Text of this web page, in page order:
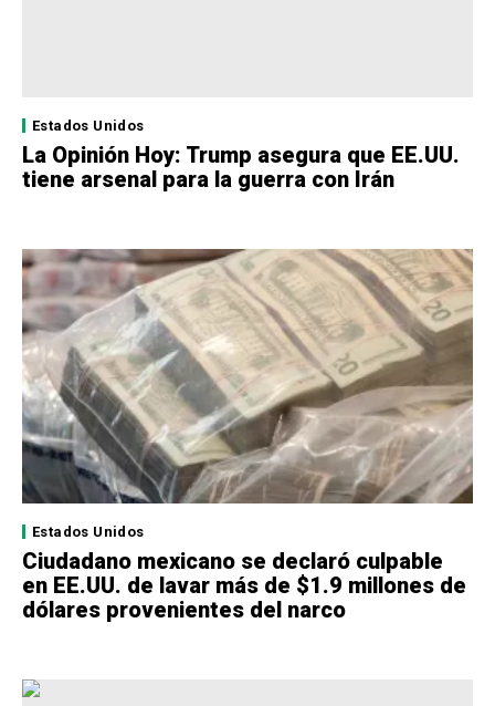
Estados Unidos
La Opinión Hoy: Trump asegura que EE.UU.
tiene arsenal para la guerra con Irán
Estados Unidos
Ciudadano mexicano se declaró culpable
en EE.UU. de lavar más de $1.9 millones de
dólares provenientes del narco